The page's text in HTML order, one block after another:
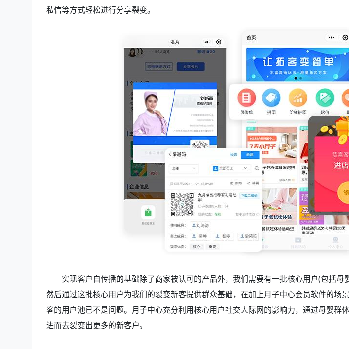
私信等方式轻松进行分享裂变。
实现客户自传播的基础除了商家被认可的产品外，我们需要有一批核心用户(包括母
然后通过这批核心用户为我们的裂变新客提供群众基础，在加上月子中心会员软件的场
客的用户池已不是问题。月子中心充分利用核心用户社交人际网的影响力，通过母婴群
进而去裂变出更多的新客户。